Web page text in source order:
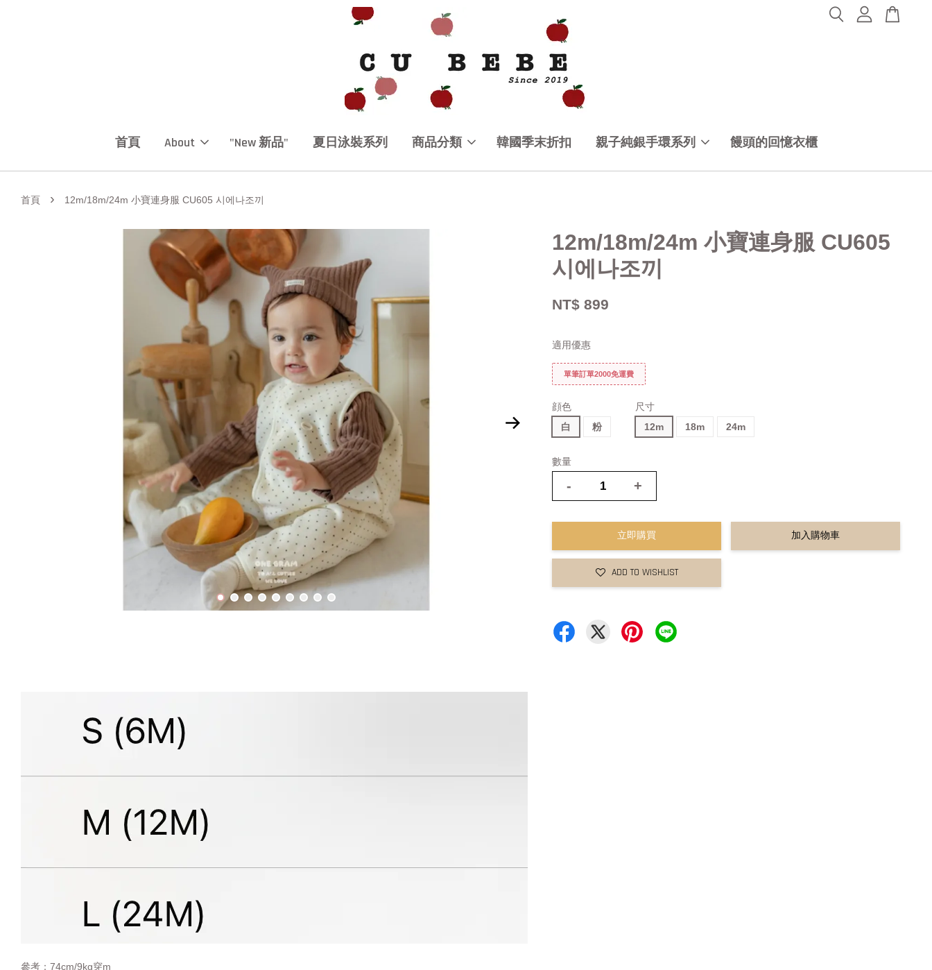
首頁 About "New 新品" 夏日泳裝系列 商品分類 韓國季末折扣 親子純銀手環系列 饅頭的回憶衣櫃
首頁 › 12m/18m/24m 小寶連身服 CU605 시에나조끼
12m/18m/24m 小寶連身服 CU605
시에나조끼
NT$ 899
適用優惠
單筆訂單2000免運費
顔色
白
粉
尺寸
12m
18m 24m
數量
- +
立即購買 加入購物車
ADD TO WISHLIST
參考：74cm/9kg穿m